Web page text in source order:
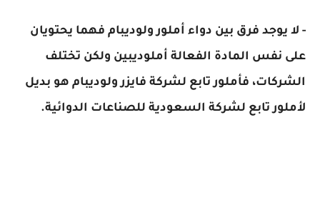
- لا يوجد فرق بين دواء أملور ولوديبام فهما يحتويان
على نفس المادة الفعالة أملوديبين ولكن تختلف
الشركات، فأملور تابع لشركة فايزر ولوديبام هو بديل
لأملور تابع لشركة السعودية للصناعات الدوائية.